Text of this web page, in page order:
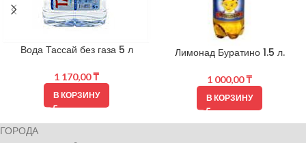
Вода Тассай без газа 5 л
1 170,00₸
В КОРЗИНУ
Лимонад Буратино 1.5 л.
1 000,00₸
В КОРЗИНУ
ГОРОДА